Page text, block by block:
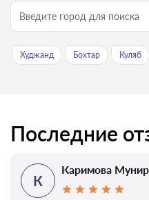
Худжанд Бохтар Куляб
Последние
К
Каримова